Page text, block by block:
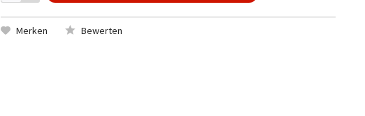
Merken Bewerten